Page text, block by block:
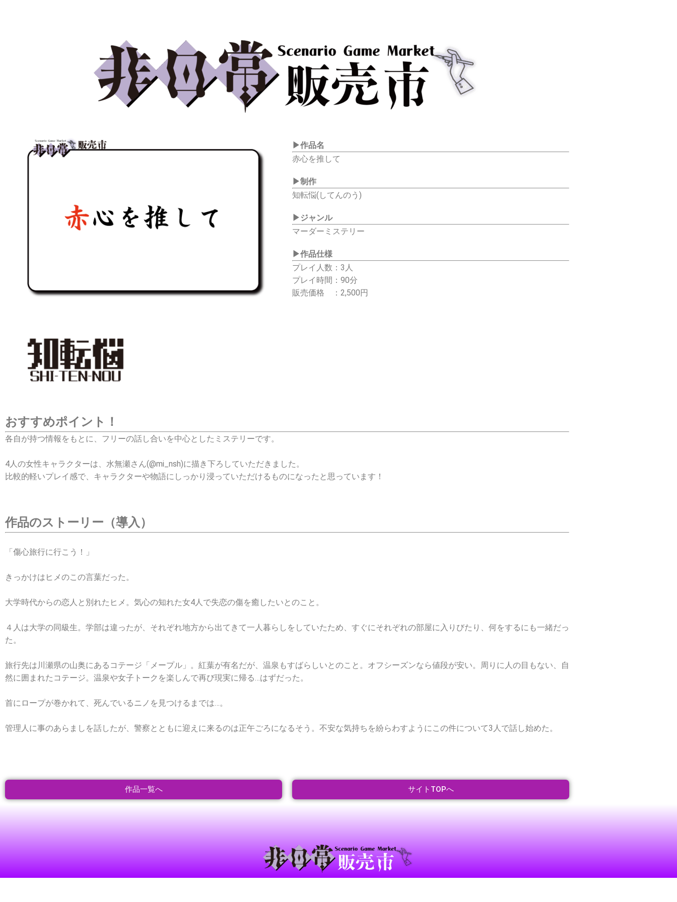
▶作品名
赤心を推して
▶制作
知転悩(してんのう)
▶ ジャンル
マーダーミステリー
▶作品仕様
プレイ人数：3人
プレイ時間：90分
販売価格 ：2,500円
おすすめポイント！
各自が持つ情報をもとに、フリーの話し合いを中心としたミステリーです。
4人の女性キャラクターは、水無瀬さん(@mi_nsh)に描き下ろしていただきました。
比較的軽いプレイ感で、キャラクターや物語にしっかり浸っていただけるものになったと思っています！
作品のストーリー（導入）
「傷心旅行に行こう！」
きっかけはヒメのこの言葉だった。
大学時代からの恋人と別れたヒメ。気心の知れた女4人で失恋の傷を癒したいとのこと。
４人は大学の同級生。学部は違ったが、それぞれ地方から出てきて一人暮らしをしていたため、すぐにそれぞれの部屋に入りびたり、何をするにも一緒だっ
た。
旅行先は川瀬県の山奥にあるコテージ「メープル」。紅葉が有名だが、温泉もすばらしいとのこと。オフシーズンなら値段が安い。周りに人の目もない、自
然に囲まれたコテージ。温泉や女子トークを楽しんで再び現実に帰る…はずだった。
首にロープが巻かれて、死んでいるニノを見つけるまでは…。
管理人に事のあらましを話したが、警察とともに迎えに来るのは正午ごろになるそう。不安な気持ちを紛らわすようにこの件について3人で話し始めた。
作品一覧へ サイトTOPへ